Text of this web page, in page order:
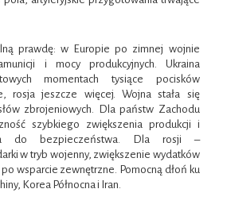
prawdę: w Europie po zimnej wojnie
i mocy produkcyjnych. Ukraina
momentach tysiące pocisków
rosja jeszcze więcej. Wojna stała się
zbrojeniowych. Dla państw Zachodu
szybkiego zwiększenia produkcji i
do bezpieczeństwa. Dla rosji –
w tryb wojenny, zwiększenie wydatków
wsparcie zewnętrzne. Pomocną dłoń ku
Korea Północna i Iran.